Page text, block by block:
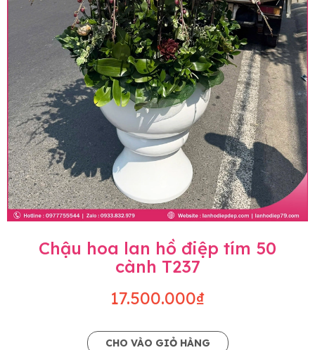
Chậu hoa lan hồ điệp tím 50
cành T237
17.500.000₫
CHO VÀO GIỎ HÀNG